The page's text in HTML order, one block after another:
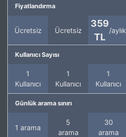
Fiyatlandırma
Ücretsiz Ücretsiz
359
TL
/aylık
Kullanıcı Sayısı
1
Kullanıcı
1
Kullanıcı
1
Kullanıcı
Günlük arama sınırı
1 arama
5
arama
30
arama